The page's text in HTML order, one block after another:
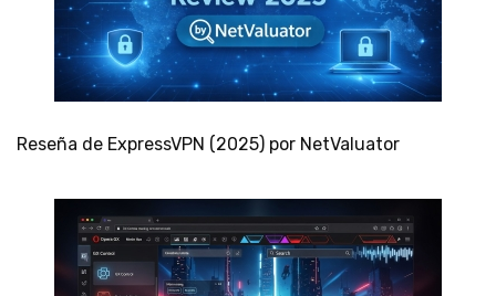
Reseña de ExpressVPN (2025) por NetValuator